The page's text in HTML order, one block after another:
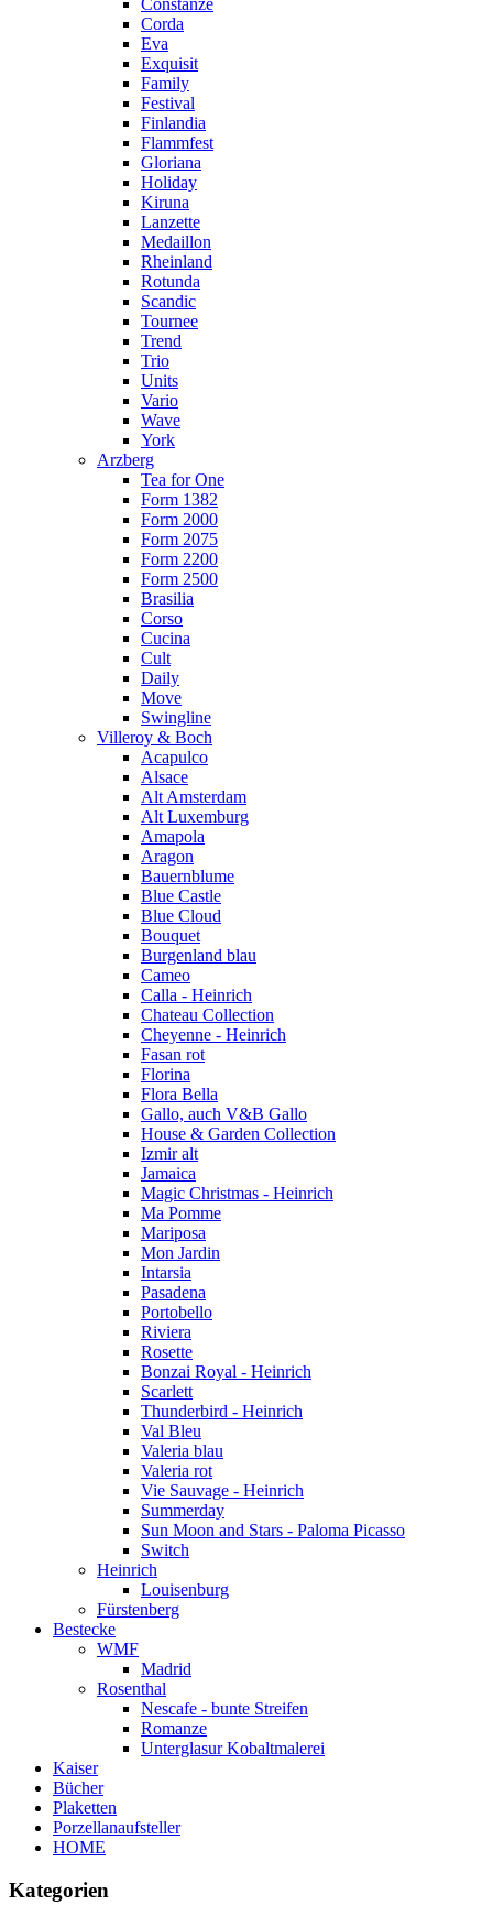
Constanze
Corda
Eva
Exquisit
Family
Festival
Finlandia
Flammfest
Gloriana
Holiday
Kiruna
Lanzette
Medaillon
Rheinland
Rotunda
Scandic
Tournee
Trend
Trio
Units
Vario
Wave
York
Arzberg
Tea for One
Form 1382
Form 2000
Form 2075
Form 2200
Form 2500
Brasilia
Corso
Cucina
Cult
Daily
Move
Swingline
Villeroy & Boch
Acapulco
Alsace
Alt Amsterdam
Alt Luxemburg
Amapola
Aragon
Bauernblume
Blue Castle
Blue Cloud
Bouquet
Burgenland blau
Cameo
Calla - Heinrich
Chateau Collection
Cheyenne - Heinrich
Fasan rot
Florina
Flora Bella
Gallo, auch V&B Gallo
House & Garden Collection
Izmir alt
Jamaica
Magic Christmas - Heinrich
Ma Pomme
Mariposa
Mon Jardin
Intarsia
Pasadena
Portobello
Riviera
Rosette
Bonzai Royal - Heinrich
Scarlett
Thunderbird - Heinrich
Val Bleu
Valeria blau
Valeria rot
Vie Sauvage - Heinrich
Summerday
Sun Moon and Stars - Paloma Picasso
Switch
Heinrich
Louisenburg
Fürstenberg
Bestecke
WMF
Madrid
Rosenthal
Nescafe - bunte Streifen
Romanze
Unterglasur Kobaltmalerei
Kaiser
Bücher
Plaketten
Porzellanaufsteller
HOME
Kategorien